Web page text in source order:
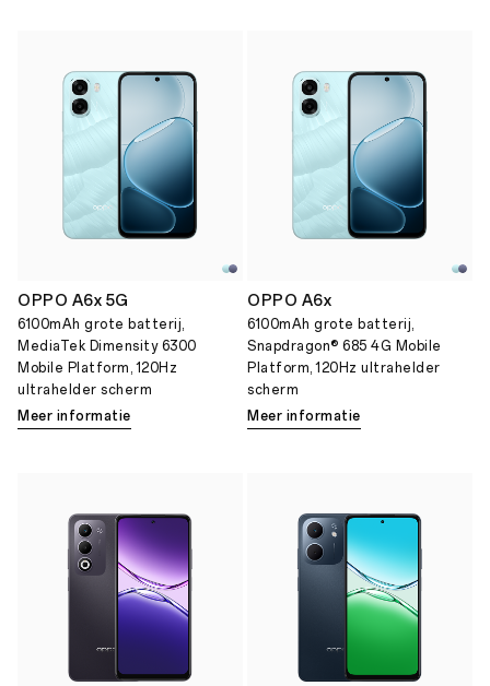
OPPO A6x 5G
6100mAh grote batterij,
MediaTek Dimensity 6300
Mobile Platform, 120Hz
ultrahelder scherm
Meer informatie
OPPO A6x
6100mAh grote batterij,
Snapdragon® 685 4G Mobile
Platform, 120Hz ultrahelder
scherm
Meer informatie